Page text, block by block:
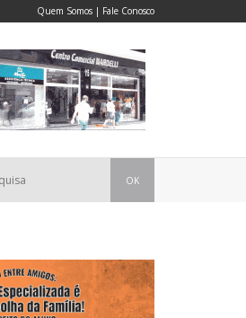
Quem Somos | Fale Conosco
OK